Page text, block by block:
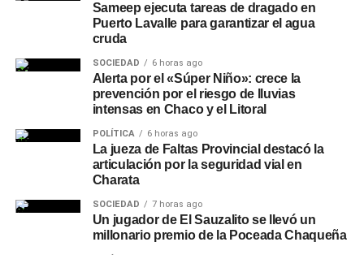
Sameep ejecuta tareas de dragado en
Puerto Lavalle para garantizar el agua
cruda
SOCIEDAD 6 horas ago
Alerta por el «Súper Niño»: crece la
prevención por el riesgo de lluvias
intensas en Chaco y el Litoral
POLÍTICA 6 horas ago
La jueza de Faltas Provincial destacó la
articulación por la seguridad vial en
Charata
SOCIEDAD 7 horas ago
Un jugador de El Sauzalito se llevó un
millonario premio de la Poceada Chaqueña